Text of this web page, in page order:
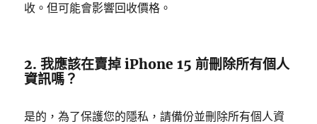
收。但可能會影響回收價格。
2. 我應該在賣掉 iPhone 15 前刪除所有個人
資訊嗎？
是的，為了保護您的隱私，請備份並刪除所有個人資